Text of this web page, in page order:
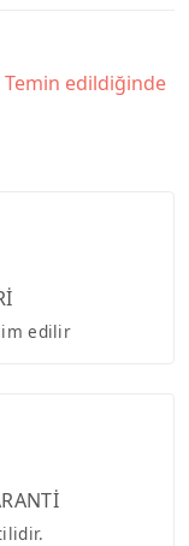
edildiğinde
edilir